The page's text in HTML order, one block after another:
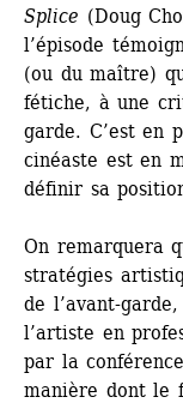
Splice (Doug
l’épisode
(ou du maître)
fétiche, à une
garde. C’est en
cinéaste est en
définir sa
On remarquera
stratégies
de l’avant-
l’artiste en
par la
manière dont le